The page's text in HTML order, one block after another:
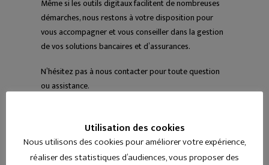
Même si les outils digitaux facilitent de nombreuses
démarches, nous restons à votre disposition pour
vous accompagner et vous conseiller dans la gestion
de vos solutions bancaires et d’assurances.
N’hésitez pas à nous contacter pour toute question
ou assistance.
Utilisation des cookies
Nous utilisons des cookies pour améliorer votre expérience,
réaliser des statistiques d’audiences, vous proposer des